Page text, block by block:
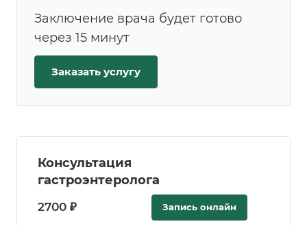
Заключение врача будет готово
через 15 минут
Заказать услугу
Консультация
гастроэнтеролога
2700 ₽ Запись онлайн